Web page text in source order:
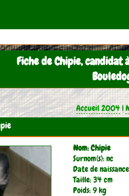
Fiche de Chipie, candidat
Accueil 2004|
Nom: Chipie
Surnom(s): nc
Date de
Taille: 34 cm
Poids: 9 kg